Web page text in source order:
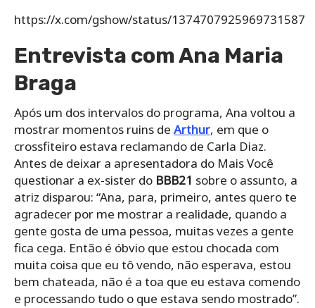
https://x.com/gshow/status/1374707925969731587
Entrevista com Ana Maria
Braga
Após um dos intervalos do programa, Ana voltou a
mostrar momentos ruins de Arthur, em que o
crossfiteiro estava reclamando de Carla Diaz.
Antes de deixar a apresentadora do Mais Você
questionar a ex-sister do BBB21 sobre o assunto, a
atriz disparou: “Ana, para, primeiro, antes quero te
agradecer por me mostrar a realidade, quando a
gente gosta de uma pessoa, muitas vezes a gente
fica cega. Então é óbvio que estou chocada com
muita coisa que eu tô vendo, não esperava, estou
bem chateada, não é a toa que eu estava comendo
e processando tudo o que estava sendo mostrado”.